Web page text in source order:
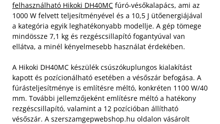
felhasználható Hikoki DH40MC fúró-vésőkalapács, ami az
1000 W felvett teljesítményével és a 10,5 J ütőenergiájával
a kategória egyik leghatékonyabb modellje. A gép tömege
mindössze 7,1 kg és rezgéscsillapító fogantyúval van
ellátva, a minél kényelmesebb használat érdekében.
A Hikoki DH40MC készülék csúszókuplungos kialakítást
kapott és pozícionálható esetében a vésőszár befogása. A
fúrásteljesítménye is említésre méltó, konkréten 1100 W/40
mm. További jellemzőjeként említésre méltó a hatékony
rezgéscsillapító, valamint a 12 pozícióban állítható
vésőszár. A szerszamgepwebshop.hu oldalon vásárolt